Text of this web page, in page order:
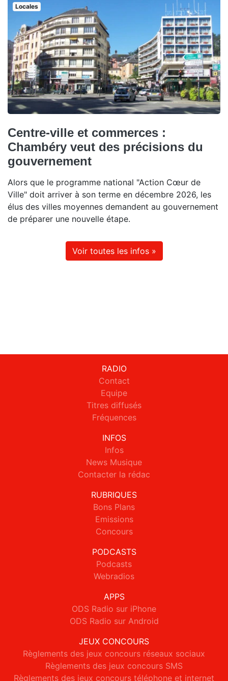
Locales
Centre-ville et commerces :
Chambéry veut des précisions du
gouvernement
Alors que le programme national "Action Cœur de
Ville" doit arriver à son terme en décembre 2026, les
élus des villes moyennes demandent au gouvernement
de préparer une nouvelle étape.
Voir toutes les infos »
RADIO
Contact
Equipe
Titres diffusés
Fréquences
INFOS
Infos
News Musique
Contacter la rédac
RUBRIQUES
Bons Plans
Emissions
Concours
PODCASTS
Podcasts
Webradios
APPS
ODS Radio sur iPhone
ODS Radio sur Android
JEUX CONCOURS
Règlements des jeux concours réseaux sociaux
Règlements des jeux concours SMS
Règlements des jeux concours téléphone et internet